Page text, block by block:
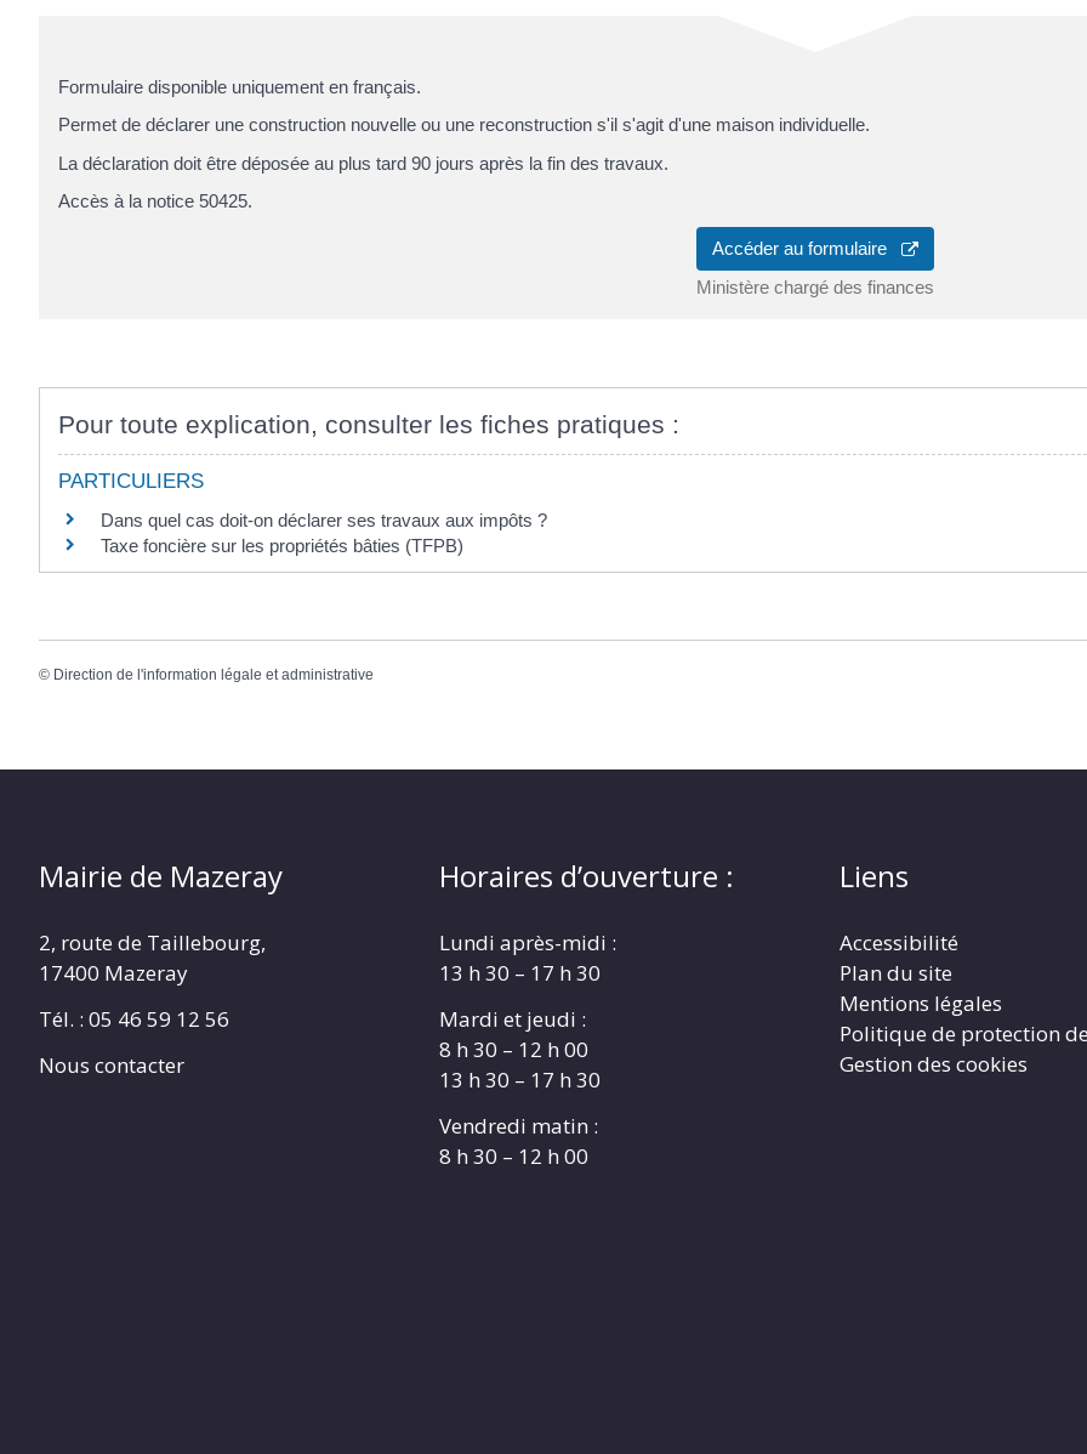
Formulaire disponible uniquement en français.
Permet de déclarer une construction nouvelle ou une reconstruction s'il s'agit d'une maison individuelle.
La déclaration doit être déposée au plus tard 90 jours après la fin des travaux.
Accès à la notice 50425.
Accéder au formulaire
Ministère chargé des finances
Pour toute explication, consulter les fiches pratiques :
PARTICULIERS
Dans quel cas doit-on déclarer ses travaux aux impôts ?
Taxe foncière sur les propriétés bâties (TFPB)
© Direction de l'information légale et administrative
Mairie de Mazeray
2, route de Taillebourg,
17400 Mazeray
Tél. : 05 46 59 12 56
Nous contacter
Horaires d’ouverture :
Lundi après-midi :
13 h 30 – 17 h 30
Mardi et jeudi :
8 h 30 – 12 h 00
13 h 30 – 17 h 30
Vendredi matin :
8 h 30 – 12 h 00
Liens
Accessibilité
Plan du site
Mentions légales
Politique de protection
Gestion des cookies